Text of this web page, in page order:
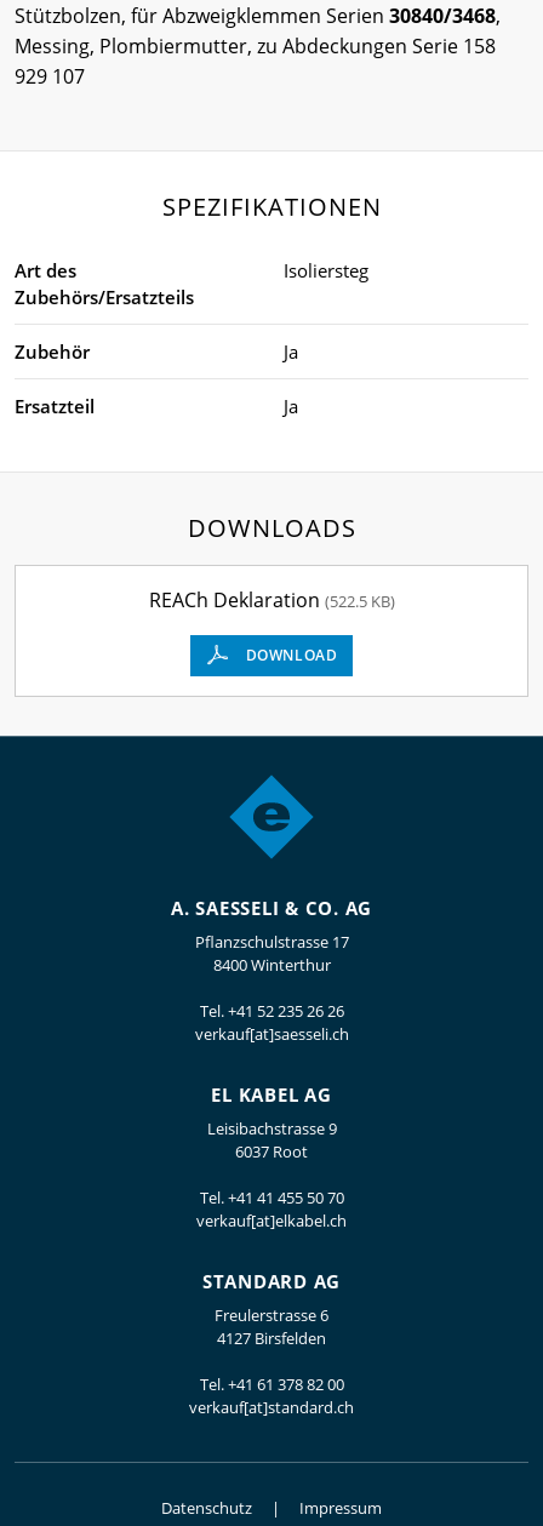
Stützbolzen, für Abzweigklemmen Serien 30840/3468,
Messing, Plombiermutter, zu Abdeckungen Serie 158
929 107
SPEZIFIKATIONEN
Art des
Zubehörs/Ersatzteils
Isoliersteg
Zubehör Ja
Ersatzteil Ja
DOWNLOADS
REACh Deklaration (522.5 KB)
DOWNLOAD
A. SAESSELI & CO. AG
Pflanzschulstrasse 17
8400 Winterthur
Tel.+41 52 235 26 26
verkauf[at]saesseli.ch
EL KABEL AG
Leisibachstrasse 9
6037 Root
Tel.+41 41 455 50 70
verkauf[at]elkabel.ch
STANDARD AG
Freulerstrasse 6
4127 Birsfelden
Tel.+41 61 378 82 00
verkauf[at]standard.ch
Datenschutz Impressum